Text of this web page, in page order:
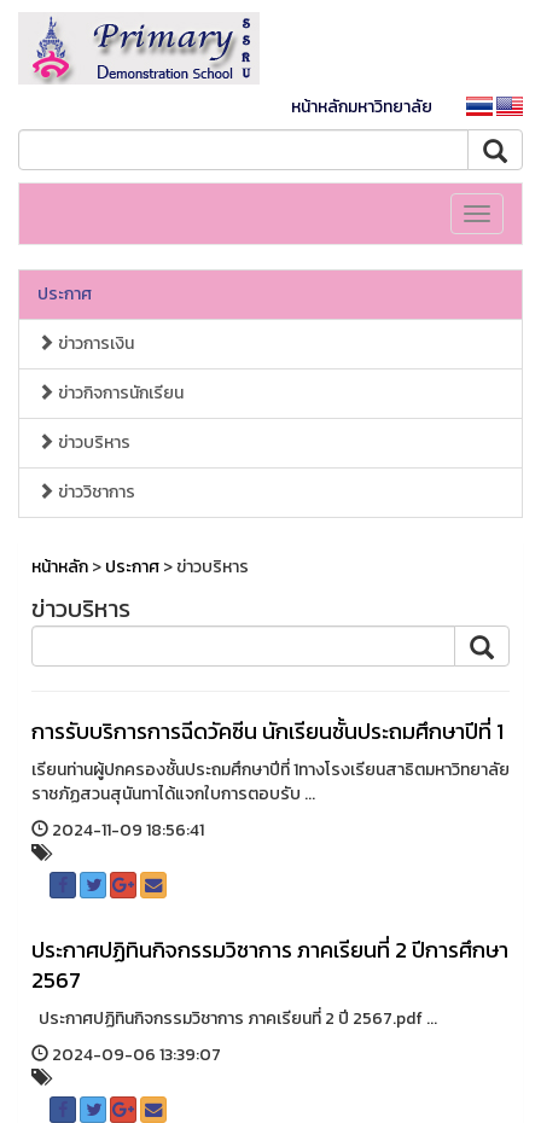
หน้าหลักมหาวิทยาลัย
Toggle
ประกาศ
ข่าวการเงิน
ข่าวกิจการนักเรียน
ข่าวบริหาร
ข่าววิชาการ
หน้าหลัก>ประกาศ> ข่าวบริหาร
ข่าวบริหาร
การรับบริการการฉีดวัคซีน นักเรียนชั้นประถมศึกษาปีที่ 1
เรียนท่านผู้ปกครองชั้นประถมศึกษาปีที่ 1ทางโรงเรียนสาธิตมหาวิทยาลัย
ราชภัฏสวนสุนันทาได้แจกใบการตอบรับ ...
2024-11-09 18:56:41
ประกาศปฏิทินกิจกรรมวิชาการ ภาคเรียนที่ 2 ปีการศึกษา
2567
ประกาศปฏิทินกิจกรรมวิชาการ ภาคเรียนที่ 2 ปี 2567.pdf ...
2024-09-06 13:39:07